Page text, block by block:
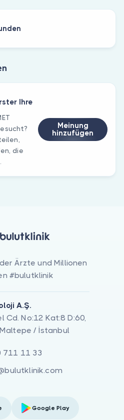
Ihre
die
Meinung
hinzufügen
Ärzte und Millionen
#bulutklinik
A.Ş.
Cd. No:12 Kat:8 D:60,
/ İstanbul
711 11 33
Google Play